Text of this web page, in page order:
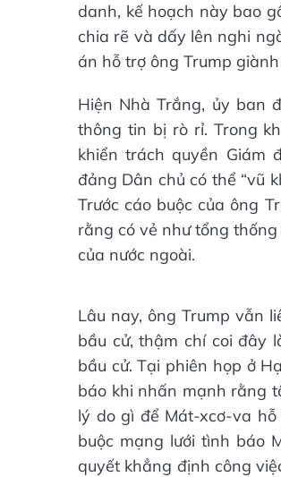
danh, kế hoạch này bao
chia rẽ và dấy lên nghi
án hỗ trợ ông Trump
Hiện Nhà Trắng, ủy ban
thông tin bị rò rỉ. Trong
khiển trách quyền Giám
đảng Dân chủ có thể “vũ
Trước cáo buộc của ông
rằng có vẻ như tổng
của nước ngoài.
Lâu nay, ông Trump vẫn
bầu cử, thậm chí coi đây
bầu cử. Tại phiên họp ở
báo khi nhấn mạnh rằng
lý do gì để Mát-xcơ-va
buộc mạng lưới tình báo
quyết khẳng định công